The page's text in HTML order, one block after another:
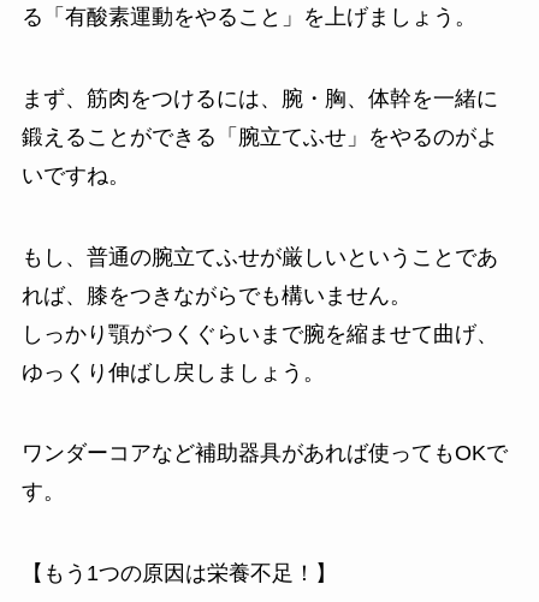
る「有酸素運動をやること」を上げましょう。
まず、筋肉をつけるには、腕・胸、体幹を一緒に
鍛えることができる「腕立てふせ」をやるのがよ
いですね。
もし、普通の腕立てふせが厳しいということであ
れば、膝をつきながらでも構いません。
しっかり顎がつくぐらいまで腕を縮ませて曲げ、
ゆっくり伸ばし戻しましょう。
ワンダーコアなど補助器具があれば使ってもOKで
す。
【もう1つの原因は栄養不足！】